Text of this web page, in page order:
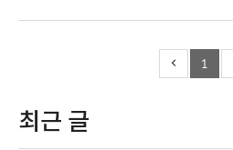
1
최근 글